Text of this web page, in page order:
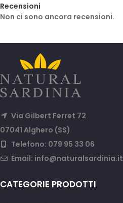
Recensioni
Non ci sono ancora recensioni.
Via Gilbert Ferret 72
07041 Alghero (SS)
Telefono: 079 95 33 06
Email: info@naturalsardinia.it
CATEGORIE PRODOTTI